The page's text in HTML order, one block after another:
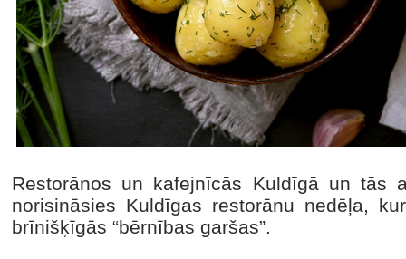
Restorānos un kafejnīcās Kuldīgā un tās
norisināsies Kuldīgas restorānu nedēļa,
brīnišķīgās “bērnības garšas”.